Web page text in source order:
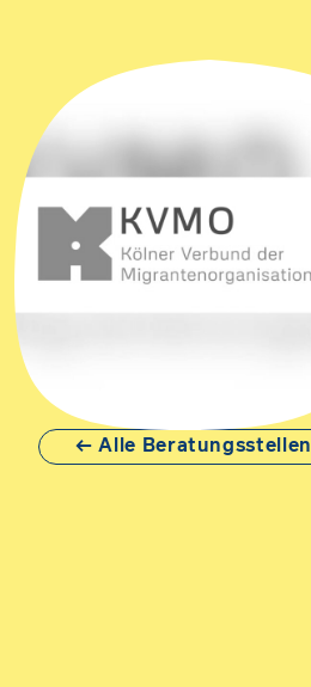
Alle Beratungsstellen